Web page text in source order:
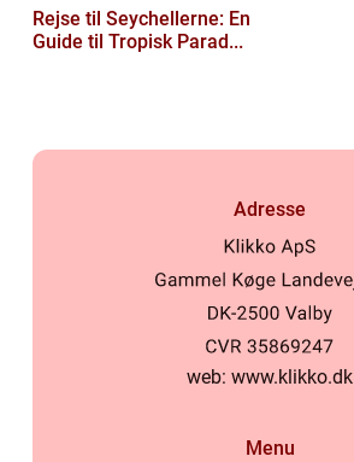
Rejse til Seychellerne: En
Guide til Tropisk Parad...
Adresse
web: www.klikko.dk
Menu